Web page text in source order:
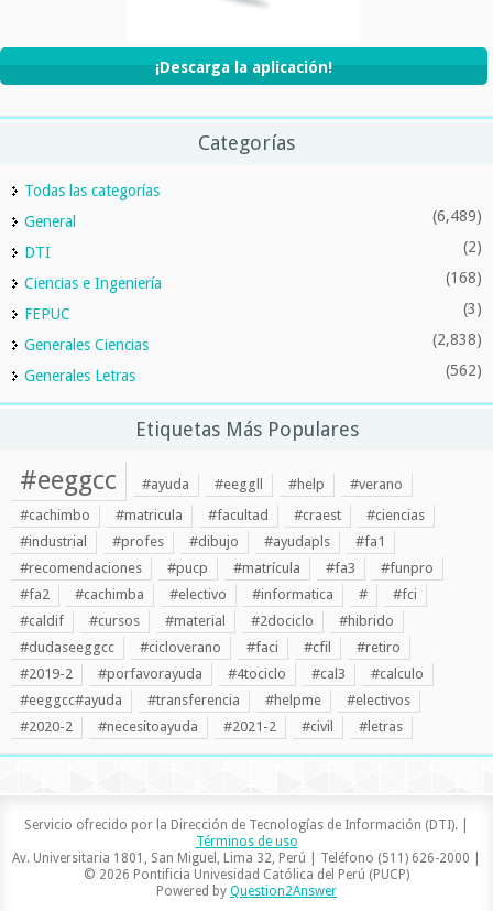
¡Descarga la aplicación!
Categorías
Todas las categorías
General
(6,489)
DTI (2)
Ciencias e Ingeniería (168)
FEPUC (3)
Generales Ciencias (2,838)
Generales Letras (562)
Etiquetas Más Populares
#eeggcc #ayuda #eeggll #help
#verano
#cachimbo
#matricula #facultad #craest
#ciencias
#industrial
#profes #dibujo #ayudapls
#fa1
#recomendaciones
#pucp #matrícula #fa3
#funpro
#fa2
#cachimba #electivo #informatica #
#fci
#caldif
#cursos #material #2dociclo
#hibrido
#dudaseeggcc
#cicloverano #faci #cfil
#retiro
#2019-2
#porfavorayuda #4tociclo #cal3
#calculo
#eeggcc#ayuda
#transferencia #helpme
#electivos
#2020-2
#necesitoayuda #2021-2 #civil #letras
Servicio ofrecido por la Dirección de Tecnologías de Información (DTI). |
Términos de uso
Av. Universitaria 1801, San Miguel, Lima 32, Perú | Teléfono (511) 626-2000 |
© 2026 Pontificia Univesidad Católica del Perú (PUCP)
Powered by Question2Answer